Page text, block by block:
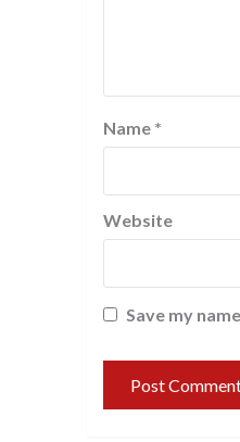
Name *
Website
Save my